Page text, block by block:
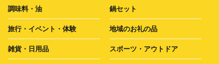
調味料・油 鍋セット
旅行・イベント・体験 地域のお礼の品
雑貨・日用品 スポーツ・アウトドア